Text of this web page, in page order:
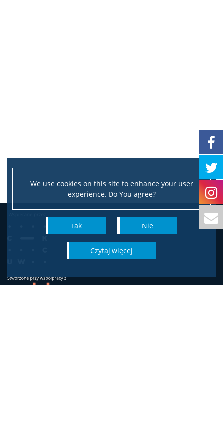
We use cookies on this site to enhance your user
experience. Do You agree?
Tak Nie
czytaj więcej